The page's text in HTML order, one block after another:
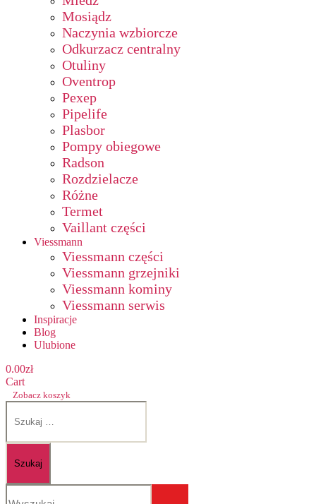
Mosiądz
Naczynia wzbiorcze
Odkurzacz centralny
Otuliny
Oventrop
Pexep
Pipelife
Plasbor
Pompy obiegowe
Radson
Rozdzielacze
Różne
Termet
Vaillant części
Viessmann
Viessmann części
Viessmann grzejniki
Viessmann kominy
Viessmann serwis
Inspiracje
Blog
Ulubione
0.00zł
Cart
Zobacz koszyk
Szukaj: